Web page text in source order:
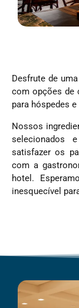
Desfrute de
com opções de
para hóspedes
Nossos
selecionados
satisfazer os
com a
hotel.
inesquecível